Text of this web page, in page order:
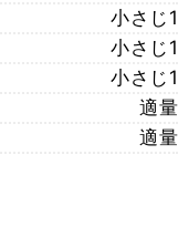
小さじ1
小さじ1
小さじ1
適量
適量